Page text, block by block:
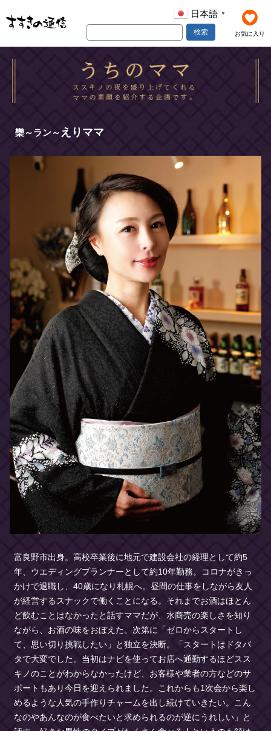
お気に入り
日本語 ▼
検索
欒～ラン～ えりママ
富良野市出身。高校卒業後に地元で建設会社の経理として約5
年、ウエディングプランナーとして約10年勤務。コロナがきっ
かけで退職し、40歳になり札幌へ。昼間の仕事をしながら友人
が経営するスナックで働くことになる。それまでお酒はほとん
ど飲むことはなかったと話すママだが、水商売の楽しさを知り
ながら、お酒の味をおぼえた。次第に「ゼロからスタートし
て、思い切り挑戦したい」と独立を決断。「スタートはドタバ
タで大変でした。当初はナビを使ってお店へ通勤するほどスス
キノのことがわからなかったけど、お客様や業者の方などのサ
ポートもあり今日を迎えられました。これからも1次会から楽し
めるような人気の手作りチャームを出し続けていきたい。こん
なのやあんなのが食べたいと求められるのが逆にうれしい」と